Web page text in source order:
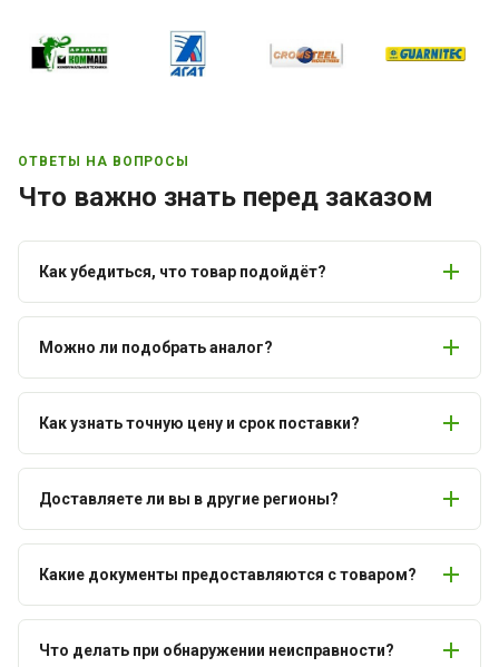
ОТВЕТЫ НА ВОПРОСЫ
Что важно знать перед заказом
Как убедиться, что товар подойдёт?
Можно ли подобрать аналог?
Как узнать точную цену и срок поставки?
Доставляете ли вы в другие регионы?
Какие документы предоставляются с товаром?
Что делать при обнаружении неисправности?